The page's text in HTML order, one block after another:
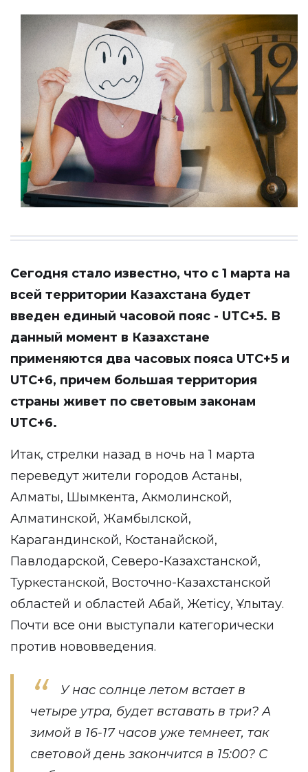
Сегодня стало известно, что с 1 марта на
всей территории Казахстана будет
введен единый часовой пояс - UTC+5. В
данный момент в Казахстане
применяются два часовых пояса UTC+5 и
UTC+6, причем большая территория
страны живет по световым законам
UTC+6.
Итак, стрелки назад в ночь на 1 марта
переведут жители городов Астаны,
Алматы, Шымкента, Акмолинской,
Алматинской, Жамбылской,
Карагандинской, Костанайской,
Павлодарской, Северо-Казахстанской,
Туркестанской, Восточно-Казахстанской
областей и областей Абай, Жетісу, Ұлытау.
Почти все они выступали категорически
против нововведения.
У нас солнце летом встает в
четыре утра, будет вставать в три? А
зимой в 16-17 часов уже темнеет, так
световой день закончится в 15:00? С